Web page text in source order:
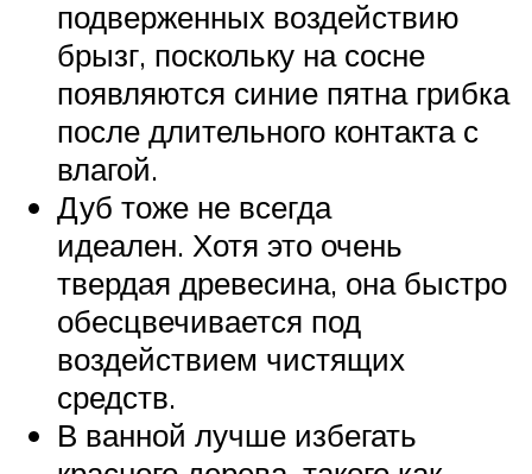
подверженных воздействию
брызг, поскольку на сосне
появляются синие пятна грибка
после длительного контакта с
влагой.
Дуб тоже не всегда
идеален. Хотя это очень
твердая древесина, она быстро
обесцвечивается под
воздействием чистящих
средств.
В ванной лучше избегать